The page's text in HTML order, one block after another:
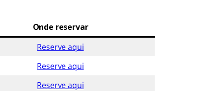
Onde reservar
Reserve aqui
Reserve aqui
Reserve aqui